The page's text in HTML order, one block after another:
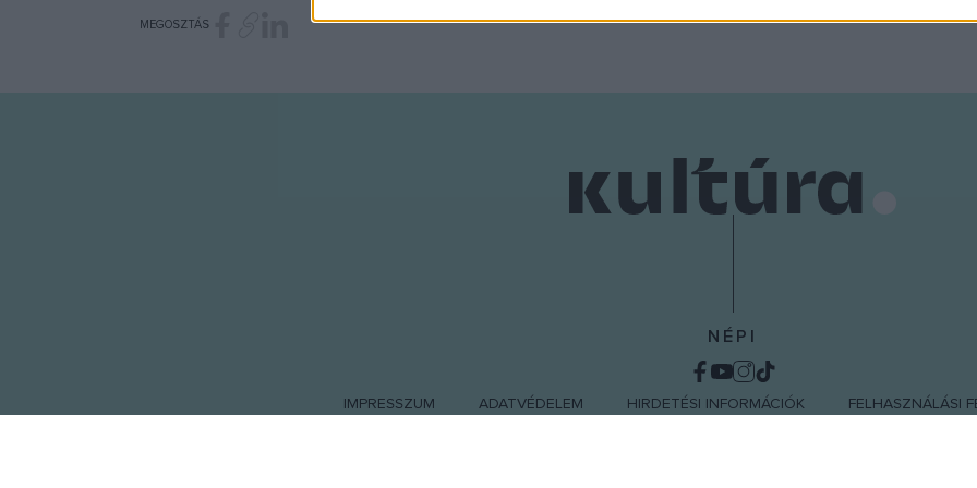
authentication functionality and fraud prevention, and other user protection.
MEGOSZTÁS
NÉPI
IMPRESSZUM ADATVÉDELEM HIRDETÉSI INFORMÁCIÓK FELHASZNÁLÁSI